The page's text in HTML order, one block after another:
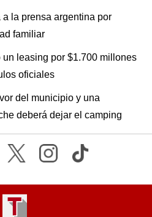
a la prensa argentina por
familiar
un leasing por $1.700 millones
oficiales
del municipio y una
deberá dejar el camping